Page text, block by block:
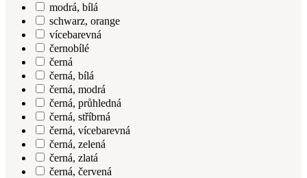
modrá, bílá
schwarz, orange
vícebarevná
černobílé
černá
černá, bílá
černá, modrá
černá, průhledná
černá, stříbrná
černá, vícebarevná
černá, zelená
černá, zlatá
černá, červená